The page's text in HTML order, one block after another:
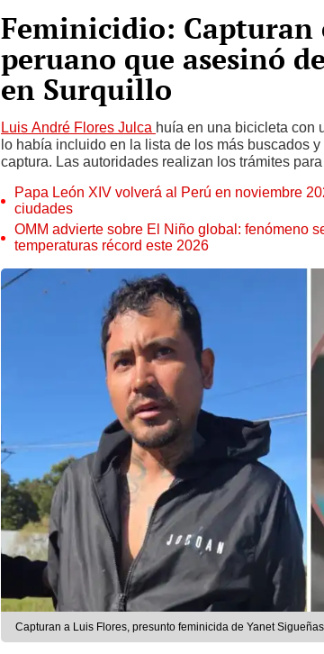
Feminicidio:
peruano que asesinó
en Surquillo
Luis André Flores Julca huía en una bicicleta con
lo había incluido en la lista de los más buscados
captura. Las autoridades realizan los trámites
Papa León XIV volverá al Perú en noviembre
ciudades
OMM advierte sobre El Niño global: fenómeno
temperaturas récord este 2026
Capturan a Luis Flores, presunto feminicida de Yanet